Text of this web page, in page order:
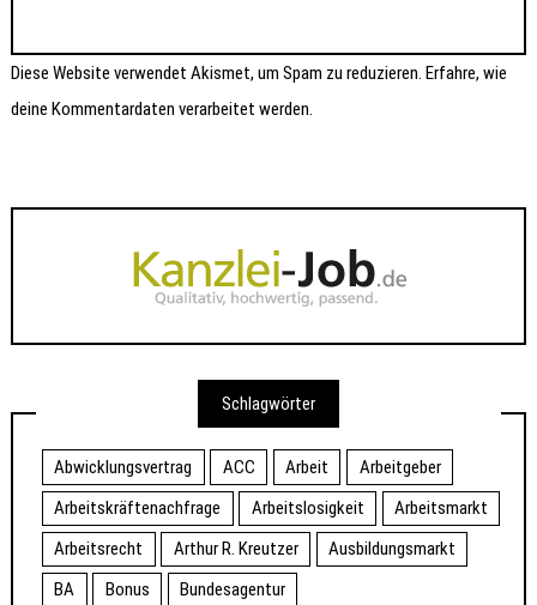
Diese Website verwendet Akismet, um Spam zu reduzieren.Erfahre, wie
deine Kommentardaten verarbeitet werden.
Schlagwörter
Abwicklungsvertrag ACC Arbeit
Arbeitgeber
Arbeitskräftenachfrage
Arbeitslosigkeit
Arbeitsmarkt
Arbeitsrecht
Arthur R. Kreutzer
Ausbildungsmarkt
BA
Bonus
Bundesagentur